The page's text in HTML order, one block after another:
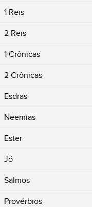
1 Reis
2 Reis
1 Crônicas
2 Crônicas
Esdras
Neemias
Ester
Jó
Salmos
Provérbios